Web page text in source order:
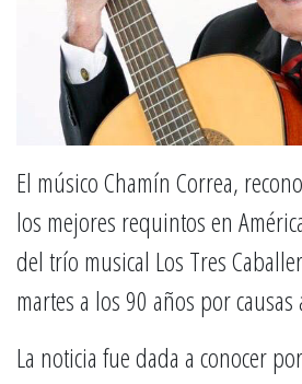
El músico Chamín Correa,
los mejores requintos en
del trío musical Los Tres
martes a los 90 años por
La noticia fue dada a conocer